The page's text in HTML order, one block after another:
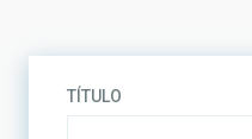
navegación
TÍTULO